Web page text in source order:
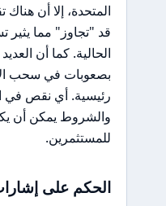
المتحدة، إلا أن
قد "تجاوز" مما يثير
الحالية. كما أن
بصعوبات في سحب
رئيسية. أي نقص في
والشروط يمكن أن
للمستثمرين.
الحكم على